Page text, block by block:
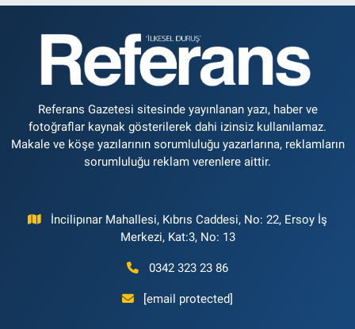
Referans Gazetesi sitesinde yayınlanan yazı, haber ve
fotoğraflar kaynak gösterilerek dahi izinsiz kullanılamaz.
Makale ve köşe yazılarının sorumluluğu yazarlarına, reklamların
sorumluluğu reklam verenlere aittir.
İncilipınar Mahallesi, Kıbrıs Caddesi, No: 22, Ersoy İş
Merkezi, Kat:3, No: 13
0342 323 23 86
[email protected]